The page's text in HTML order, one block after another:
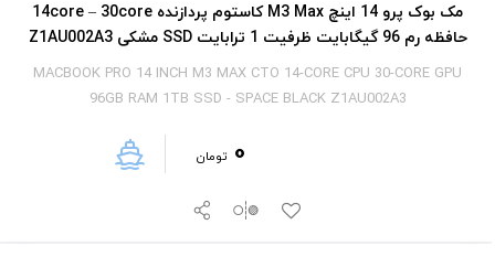
مک بوک پرو 14 اینچ M3 Max کاستوم پردازنده 14core – 30core
حافظه رم 96 گیگابایت ظرفیت 1 ترابایت SSD مشکی Z1AU002A3
MACBOOK PRO 14 INCH M3 MAX CTO 14-CORE CPU 30-CORE GPU
96GB RAM 1TB SSD - SPACE BLACK Z1AU002A3
0 تومان